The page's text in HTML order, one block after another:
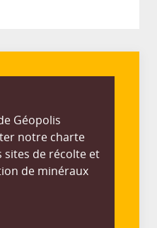
Géopolis
notre charte
sites de récolte et
de minéraux